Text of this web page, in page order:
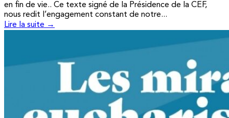
en fin de vie.. Ce texte signé de la Présidence de la CEF,
nous redit l’engagement constant de notre...
Lire la suite →